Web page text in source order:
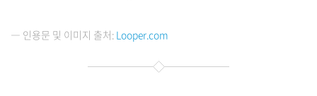
― 인용문 및 이미지 출처: Looper.com